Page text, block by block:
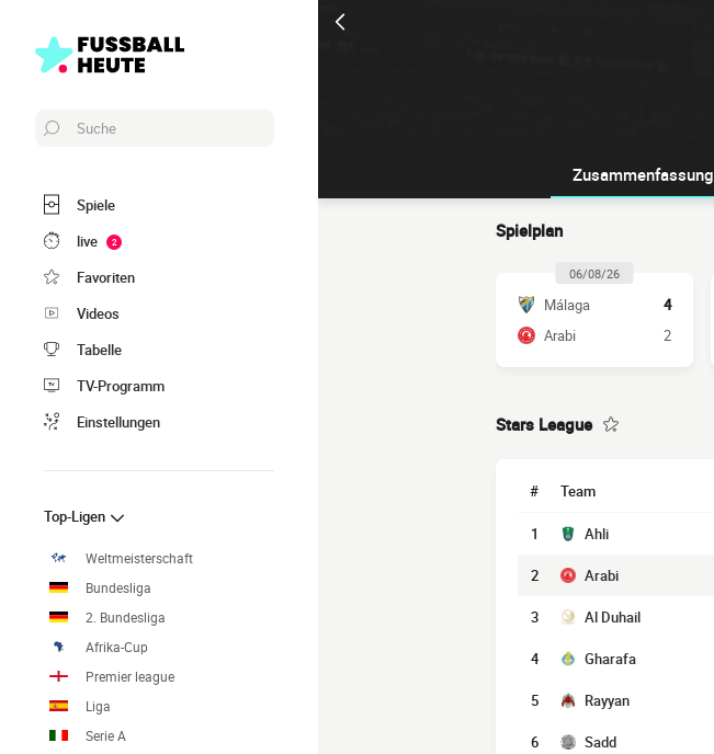
Suche
Spiele
live
2
Favoriten
Videos
Tabelle
TV-Programm
Einstellungen
Top-Ligen
Weltmeisterschaft
Bundesliga
2. Bundesliga
Afrika-Cup
Premier league
Liga
Serie A
Zusammenfassung
Spielplan
06/08/26
Málaga
4
Arabi
2
Stars League
# Team
1 Ahli
2 Arabi
3 Al Duhail
4 Gharafa
5 Rayyan
6 Sadd